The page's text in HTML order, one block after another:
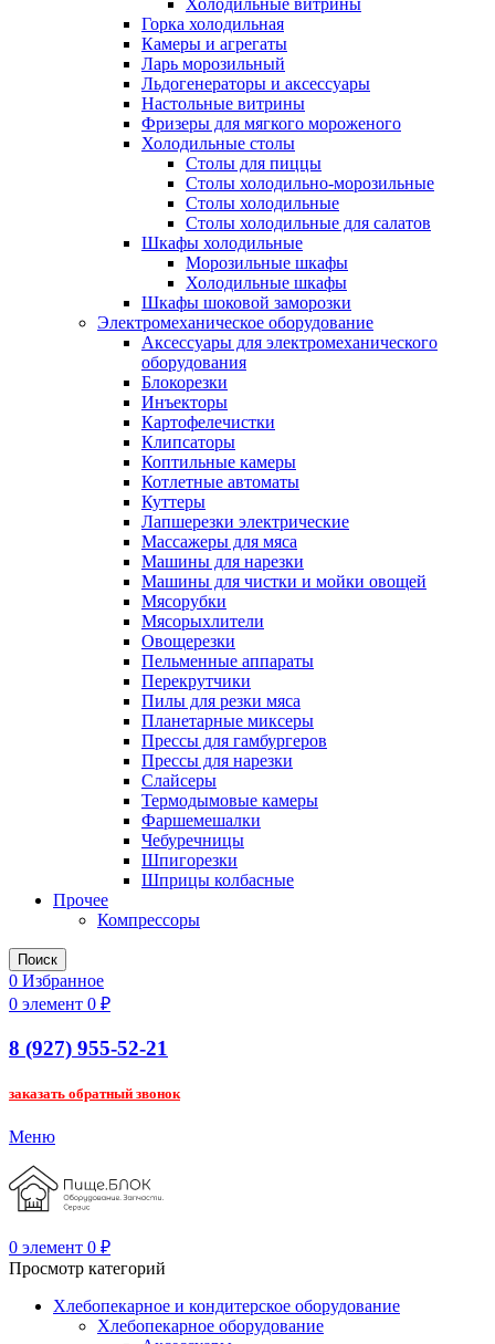
Горка холодильная
Камеры и агрегаты
Ларь морозильный
Льдогенераторы и аксессуары
Настольные витрины
Фризеры для мягкого мороженого
Холодильные столы
Столы для пиццы
Столы холодильно-морозильные
Столы холодильные
Столы холодильные для салатов
Шкафы холодильные
Mорозильные шкафы
Холодильные шкафы
Шкафы шоковой заморозки
Электромеханическое оборудование
Аксессуары для электромеханического
оборудования
Блокорезки
Инъекторы
Картофелечистки
Клипсаторы
Коптильные камеры
Котлетные автоматы
Куттеры
Лапшерезки электрические
Массажеры для мяса
Машины для нарезки
Машины для чистки и мойки овощей
Мясорубки
Мясорыхлители
Овощерезки
Пельменные аппараты
Перекрутчики
Пилы для резки мяса
Планетарные миксеры
Прессы для гамбургеров
Прессы для нарезки
Слайсеры
Термодымовые камеры
Фаршемешалки
Чебуречницы
Шпигорезки
Шприцы колбасные
Прочее
Компрессоры
Поиск
0 Избранное
0 элемент 0 ₽
8 (927) 955-52-21
заказать обратный звонок
Меню
0 элемент 0 ₽
Просмотр категорий
Хлебопекарное и кондитерское оборудование
Хлебопекарное оборудование